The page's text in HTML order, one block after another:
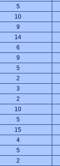
5
10
9
14
6
9
5
2
3
2
10
5
15
4
5
2